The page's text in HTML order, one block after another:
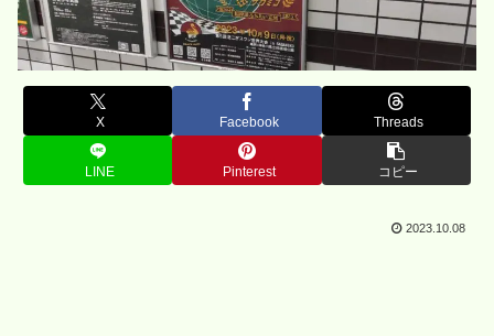
X Facebook Threads
LINE Pinterest コピー
2023.10.08